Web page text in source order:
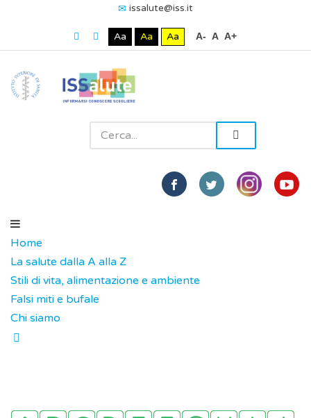
issalute@iss.it
Aa Aa Aa A- A A+
Home
La salute dalla A alla Z
Stili di vita, alimentazione e ambiente
Falsi miti e bufale
Chi siamo